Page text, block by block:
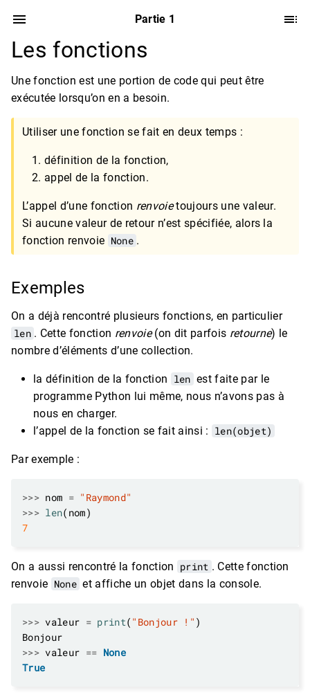
Partie 1
Les fonctions
Une fonction est une portion de code qui peut être
exécutée lorsqu’on en a besoin.
Utiliser une fonction se fait en deux temps :
définition de la fonction,
appel de la fonction.
L’appel d’une fonction renvoietoujours une valeur.
Si aucune valeur de retour n’est spécifiée, alors la
fonction renvoie None .
Exemples
On a déjà rencontré plusieurs fonctions, en particulier
len . Cette fonction renvoie(on dit parfois retourne) le
nombre d’éléments d’une collection.
la définition de la fonction len est faite par le
programme Python lui même, nous n’avons pas à
nous en charger.
l’appel de la fonction se fait ainsi : len(objet)
Par exemple :
>>> nom = "Raymond"
>>> len
7
On a aussi rencontré la fonction print . Cette fonction
renvoie None et affiche un objet dans la console.
>>> valeur = print( "Bonjour !"
>>> valeur == None
True